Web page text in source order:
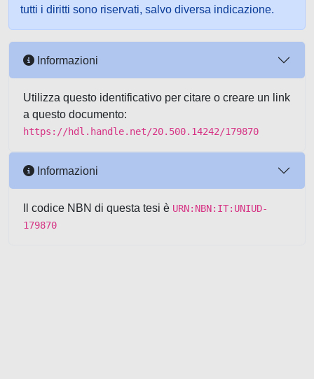
tutti i diritti sono riservati, salvo diversa indicazione.
Informazioni
Utilizza questo identificativo per citare o creare un link
a questo documento:
https://hdl.handle.net/20.500.14242/179870
Informazioni
Il codice NBN di questa tesi è URN:NBN:IT:UNIUD-
179870